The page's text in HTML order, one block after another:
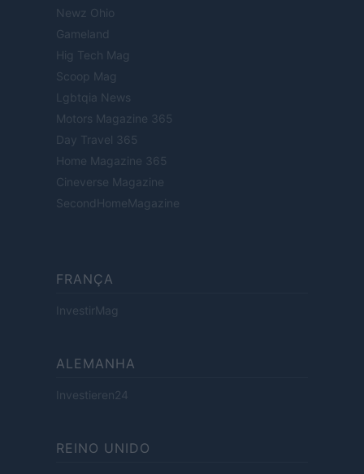
Newz Ohio
Gameland
Hig Tech Mag
Scoop Mag
Lgbtqia News
Motors Magazine 365
Day Travel 365
Home Magazine 365
Cineverse Magazine
SecondHomeMagazine
FRANÇA
InvestirMag
ALEMANHA
Investieren24
REINO UNIDO